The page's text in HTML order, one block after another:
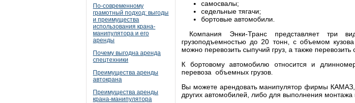
По-современному
грамотный подход: выгоды
и преимущества
использования крана-
манипулятора и его
аренды
Почему выгодна аренда
спецтехники
Преимущества аренды
автокрана
Преимущества аренды
крана-манипулятора
самосвалы;
седельные тягачи;
бортовые автомобили.
Компания Энки-Транс представляет три
грузоподъемностью до 20 тонн, с объемом
можно перевозить сыпучий груз, а также перевозить
К бортовому автомобилю относится и
перевоза объемных грузов.
Вы можете арендовать манипулятор фирмы КАМАЗ,
других автомобилей, либо для выполнения монтажа